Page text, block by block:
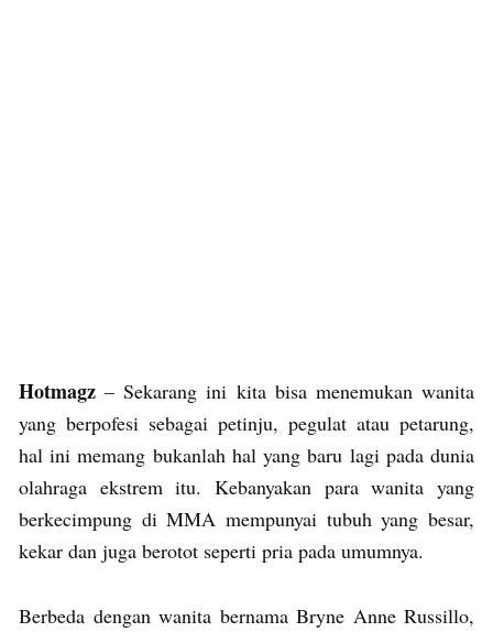
Hotmagz – Sekarang ini kita bisa menemukan wanita
yang berpofesi sebagai petinju, pegulat atau petarung,
hal ini memang bukanlah hal yang baru lagi pada dunia
olahraga ekstrem itu. Kebanyakan para wanita yang
berkecimpung di MMA mempunyai tubuh yang besar,
kekar dan juga berotot seperti pria pada umumnya.
Berbeda dengan wanita bernama Bryne Anne Russillo,